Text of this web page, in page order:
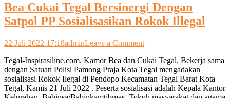
Bea Cukai Tegal Bersinergi Dengan
Satpol PP Sosialisasikan Rokok Illegal
22 Juli 2022 17:18adminLeave a Commenton
Cukai
Tegal
Bersinergi
Dengan
Tegal-Inspirasiline.com. Kamor Bea dan Cukai Tegal. Bekerja sama
dengan Satuan Polisi Pamong Praja Kota Tegal mengadakan
sosialisasi Rokok Ilegal di Pendopo Kecamatan Tegal Barat Kota
Tegal, Kamis 21 Juli 2022 . Peserta sosialisasi adalah Kepala Kantor